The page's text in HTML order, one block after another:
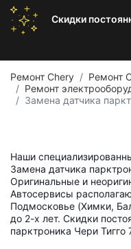
Скидки
Ремонт Chery
Ремонт
Ремонт
Замена датчика
Наши
Замена датчика
Оригинальные и
Автосервисы
Подмосковье (Химки,
до 2-х лет. Скидки
парктроника Чери